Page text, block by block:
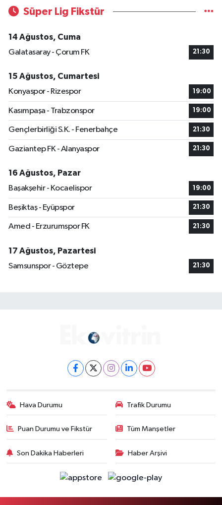
Süper Lig Fikstür
14 Ağustos, Cuma
Galatasaray - Çorum FK
21:30
15 Ağustos, Cumartesi
Konyaspor - Rizespor
19:00
Kasımpaşa - Trabzonspor 19:00
Gençlerbirliği S.K. - Fenerbahçe 21:30
Gaziantep FK - Alanyaspor 21:30
16 Ağustos, Pazar
Başakşehir - Kocaelispor
19:00
Beşiktaş - Eyüpspor 21:30
Amed - Erzurumspor FK 21:30
17 Ağustos, Pazartesi
Samsunspor - Göztepe
21:30
Hava Durumu Trafik Durumu
Puan Durumu ve Fikstür Tüm Manşetler
Son Dakika Haberleri Haber Arşivi